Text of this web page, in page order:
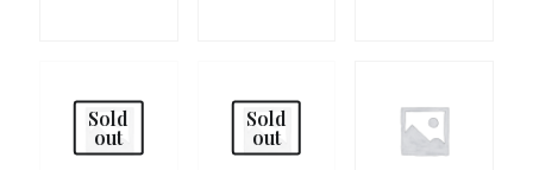
Sold
out
Sold
out